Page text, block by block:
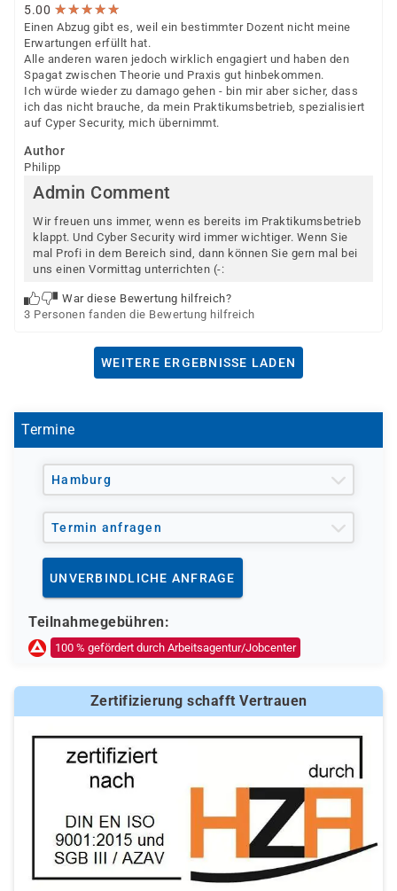
5.00 ★★★★★
★★★★★
Einen Abzug gibt es, weil ein bestimmter Dozent nicht meine
Erwartungen erfüllt hat.
Alle anderen waren jedoch wirklich engagiert und haben den
Spagat zwischen Theorie und Praxis gut hinbekommen.
Ich würde wieder zu damago gehen - bin mir aber sicher, dass
ich das nicht brauche, da mein Praktikumsbetrieb, spezialisiert
auf Cyper Security, mich übernimmt.
Author
Philipp
Admin Comment
Wir freuen uns immer, wenn es bereits im Praktikumsbetrieb
klappt. Und Cyber Security wird immer wichtiger. Wenn Sie
mal Profi in dem Bereich sind, dann können Sie gern mal bei
uns einen Vormittag unterrichten (-:
War diese Bewertung hilfreich?
3 Personen fanden die Bewertung hilfreich
WEITERE ERGEBNISSE LADEN
Termine
Hamburg
Termin anfragen
UNVERBINDLICHE ANFRAGE
Teilnahmegebühren:
100 % gefördert durch Arbeitsagentur/Jobcenter
Zertifizierung schafft Vertrauen